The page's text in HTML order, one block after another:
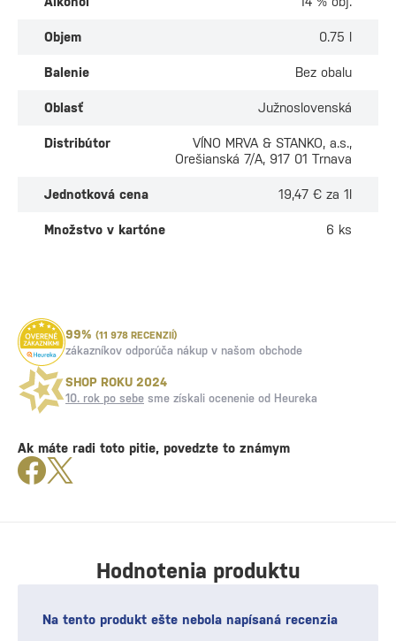
Objem 0.75 l
Balenie Bez obalu
Oblasť Južnoslovenská
Distribútor
VÍNO MRVA & STANKO, a.s.,
Orešianská 7/A, 917 01 Trnava
Jednotková cena 19,47 € za 1l
Množstvo v kartóne 6 ks
Hodnotenia produktu
Na tento produkt ešte nebola napísaná recenzia
99% (11 978 RECENZIÍ)
zákazníkov odporúča nákup v našom obchode
SHOP ROKU 2024
10. rok po sebe sme získali ocenenie od Heureka
Ak máte radi toto pitie, povedzte to známym